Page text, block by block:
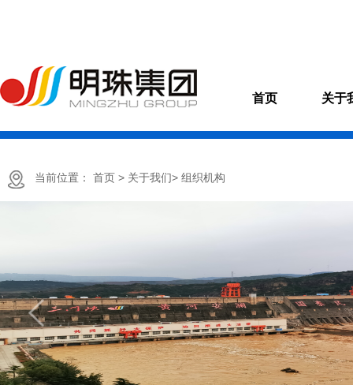
首页 关于
当前位置： 首页 > 关于我们> 组织机构